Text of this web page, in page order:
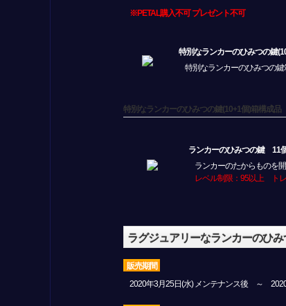
※PETAL購入不可 プレゼント不可
特別なランカーのひみつの鍵
特別なランカーのひみつの
特別なランカーのひみつの鍵(10+1個)箱構成品
ランカーのひみつの鍵 11
ランカーのたからものを
レベル制限：95以上 ト
ラグジュアリーなランカーのひみ
販売期間
2020年3月25日(水) メンテナンス後 ～